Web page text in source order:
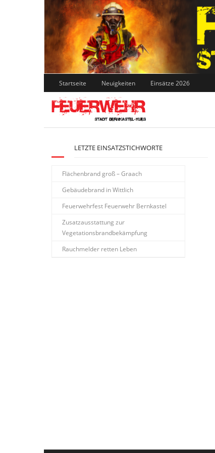
Skip
to
content
Startseite Neuigkeiten Einsätze 2026
LETZTE EINSATZSTICHWORTE
Flächenbrand groß – Graach
Gebäudebrand in Wittlich
Feuerwehrfest Feuerwehr Bernkastel
Zusatzausstattung zur
Vegetationsbrandbekämpfung
Rauchmelder retten Leben